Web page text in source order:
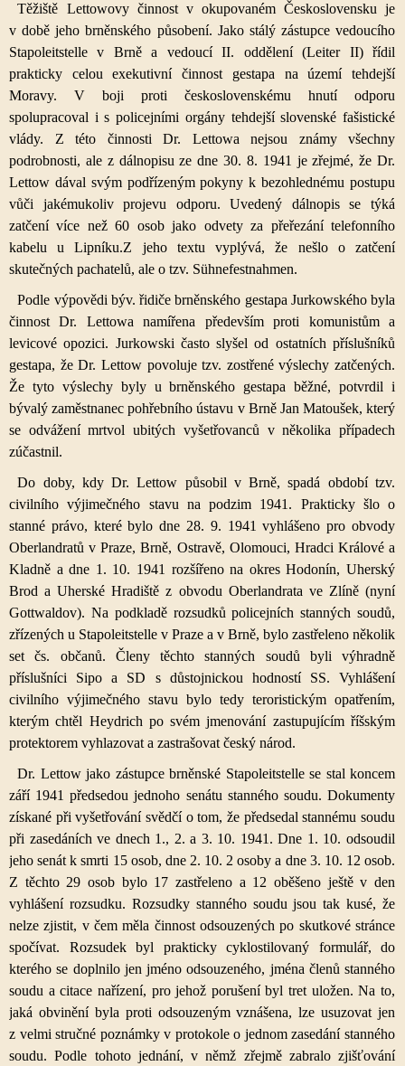
Těžiště Lettowovy činnost v okupovaném Československu je
v době jeho brněnského působení. Jako stálý zástupce vedoucího
Stapoleitstelle v Brně a vedoucí II. oddělení (Leiter II) řídil
prakticky celou exekutivní činnost gestapa na území tehdejší
Moravy. V boji proti československému hnutí odporu
spolupracoval i s policejními orgány tehdejší slovenské fašistické
vlády. Z této činnosti Dr. Lettowa nejsou známy všechny
podrobnosti, ale z dálnopisu ze dne 30. 8. 1941 je zřejmé, že Dr.
Lettow dával svým podřízeným pokyny k bezohlednému postupu
vůči jakémukoliv projevu odporu. Uvedený dálnopis se týká
zatčení více než 60 osob jako odvety za přeřezání telefonního
kabelu u Lipníku.Z jeho textu vyplývá, že nešlo o zatčení
skutečných pachatelů, ale o tzv. Sühnefestnahmen.
Podle výpovědi býv. řidiče brněnského gestapa Jurkowského byla
činnost Dr. Lettowa namířena především proti komunistům a
levicové opozici. Jurkowski často slyšel od ostatních příslušníků
gestapa, že Dr. Lettow povoluje tzv. zostřené výslechy zatčených.
Že tyto výslechy byly u brněnského gestapa běžné, potvrdil i
bývalý zaměstnanec pohřebního ústavu v Brně Jan Matoušek, který
se odvážení mrtvol ubitých vyšetřovanců v několika případech
zúčastnil.
Do doby, kdy Dr. Lettow působil v Brně, spadá období tzv.
civilního výjimečného stavu na podzim 1941. Prakticky šlo o
stanné právo, které bylo dne 28. 9. 1941 vyhlášeno pro obvody
Oberlandratů v Praze, Brně, Ostravě, Olomouci, Hradci Králové a
Kladně a dne 1. 10. 1941 rozšířeno na okres Hodonín, Uherský
Brod a Uherské Hradiště z obvodu Oberlandrata ve Zlíně (nyní
Gottwaldov). Na podkladě rozsudků policejních stanných soudů,
zřízených u Stapoleitstelle v Praze a v Brně, bylo zastřeleno několik
set čs. občanů. Členy těchto stanných soudů byli výhradně
příslušníci Sipo a SD s důstojnickou hodností SS. Vyhlášení
civilního výjimečného stavu bylo tedy teroristickým opatřením,
kterým chtěl Heydrich po svém jmenování zastupujícím říšským
protektorem vyhlazovat a zastrašovat český národ.
Dr. Lettow jako zástupce brněnské Stapoleitstelle se stal koncem
září 1941 předsedou jednoho senátu stanného soudu. Dokumenty
získané při vyšetřování svědčí o tom, že předsedal stannému soudu
při zasedáních ve dnech 1., 2. a 3. 10. 1941. Dne 1. 10. odsoudil
jeho senát k smrti 15 osob, dne 2. 10. 2 osoby a dne 3. 10. 12 osob.
Z těchto 29 osob bylo 17 zastřeleno a 12 oběšeno ještě v den
vyhlášení rozsudku. Rozsudky stanného soudu jsou tak kusé, že
nelze zjistit, v čem měla činnost odsouzených po skutkové stránce
spočívat. Rozsudek byl prakticky cyklostilovaný formulář, do
kterého se doplnilo jen jméno odsouzeného, jména členů stanného
soudu a citace nařízení, pro jehož porušení byl tret uložen. Na to,
jaká obvinění byla proti odsouzeným vznášena, lze usuzovat jen
z velmi stručné poznámky v protokole o jednom zasedání stanného
soudu. Podle tohoto jednání, v němž zřejmě zabralo zjišťování